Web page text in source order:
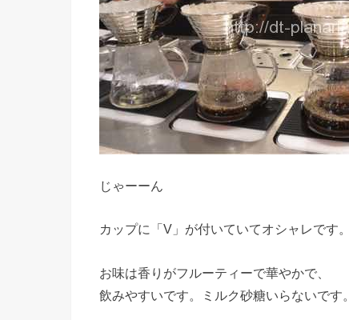
じゃーーん
カップに「V」が付いていてオシャレです。
お味は香りがフルーティーで華やかで、
飲みやすいです。ミルク砂糖いらないです。